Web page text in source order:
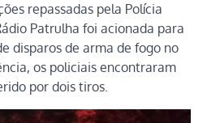
repassadas pela Polícia
Patrulha foi acionada para
disparos de arma de fogo no
os policiais encontraram
por dois tiros.